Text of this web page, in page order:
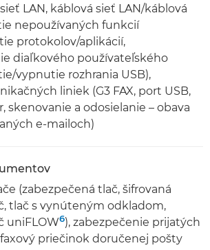
LAN, káblová sieť LAN/káblová
nepoužívaných funkcií
protokolov/aplikácií,
diaľkového používateľského
vypnutie rozhrania USB),
liniek (G3 FAX, port USB,
skenovanie a odosielanie – obava
e-mailoch)
(zabezpečená tlač, šifrovaná
tlač s vynúteným odkladom,
uniFLOW6), zabezpečenie prijatých
priečinok doručenej pošty